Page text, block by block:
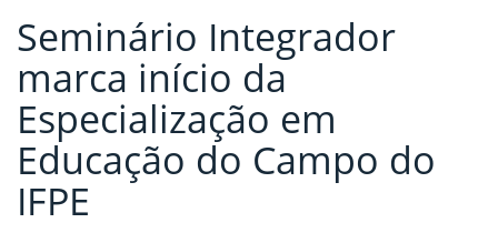
Seminário Integrador
marca início da
Especialização em
Educação do Campo do
IFPE